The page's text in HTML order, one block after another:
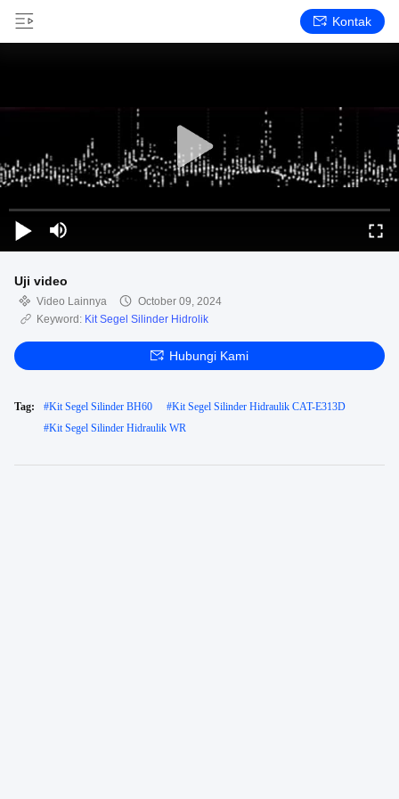
Kontak
Uji video
Video Lainnya
October 09, 2024
Keyword: Kit Segel Silinder Hidrolik
Hubungi Kami
Tag: #Kit Segel Silinder BH60 #Kit Segel Silinder Hidraulik CAT-E313D
#Kit Segel Silinder Hidraulik WR